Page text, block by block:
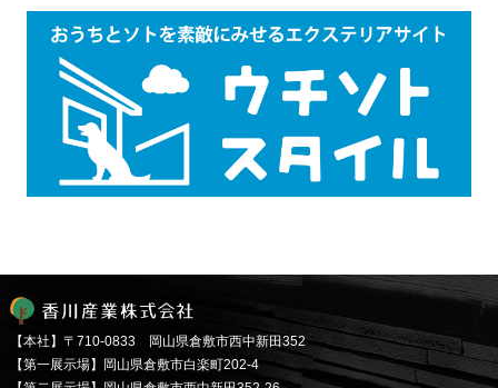
【本社】〒710-0833 岡山県倉敷市西中新田352
【第一展示場】岡山県倉敷市白楽町202-4